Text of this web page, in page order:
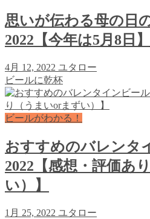
思いが伝わる母の日
2022【今年は5月8日】
4月 12, 2022 ユタロー
ビールに乾杯
ビールがわかる！
おすすめのバレンタ
2022【感想・評価あ
い）】
1月 25, 2022 ユタロー